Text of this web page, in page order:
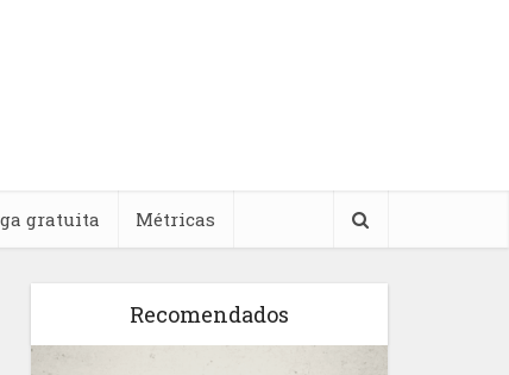
gratuita Métricas
Recomendados